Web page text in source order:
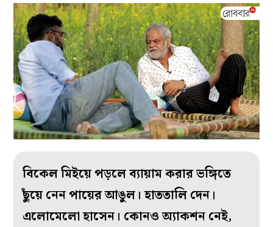
বিকেল মিইয়ে পড়লে ব‌্যায়াম করার ভঙ্গিতে
ছুঁয়ে নেন পায়ের আঙুল। হাততালি দেন।
এলোমেলো হাসেন। কোনও অ্যাকশন নেই,